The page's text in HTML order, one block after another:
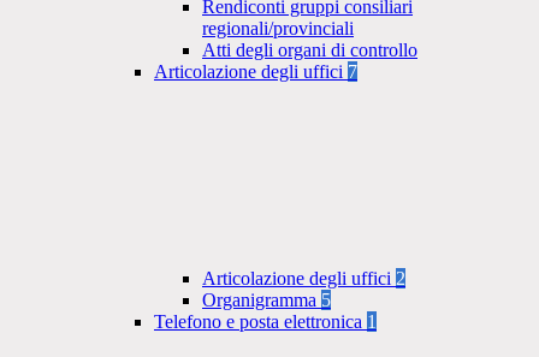
Rendiconti gruppi consiliari
regionali/provinciali
Atti degli organi di controllo
Articolazione degli uffici 7
Articolazione degli uffici 2
Organigramma 5
Telefono e posta elettronica 1